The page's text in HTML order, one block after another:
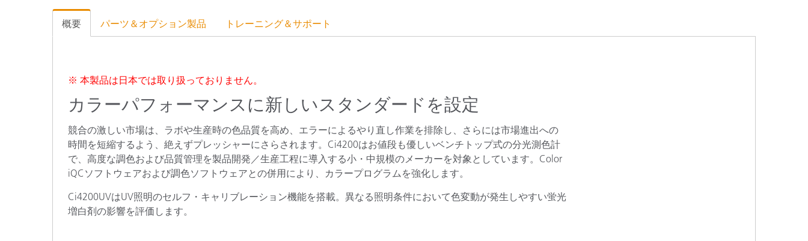
概要 パーツ＆オプション製品 トレーニング＆サポート
※ 本製品は日本では取り扱っておりません。
カラーパフォーマンスに新しいスタンダードを設定
競合の激しい市場は、ラボや生産時の色品質を高め、エラーによるやり直し作業を排除し、さらには市場進出への
時間を短縮するよう、絶えずプレッシャーにさらされます。Ci4200はお値段も優しいベンチトップ式の分光測色計
で、高度な調色および品質管理を製品開発／生産工程に導入する小・中規模のメーカーを対象としています。Color
iQCソフトウェアおよび調色ソフトウェアとの併用により、カラープログラムを強化します。
Ci4200UVはUV照明のセルフ・キャリブレーション機能を搭載。異なる照明条件において色変動が発生しやすい蛍光
増白剤の影響を評価します。